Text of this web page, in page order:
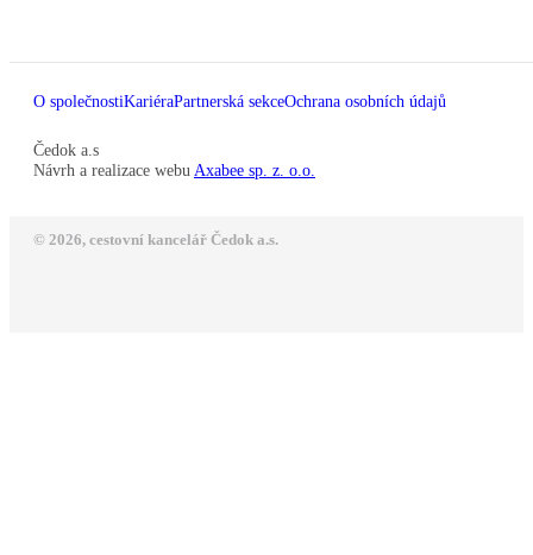
O společnostiKariéraPartnerská sekceOchrana osobních údajů
Čedok a.s
Návrh a realizace webu Axabee sp. z. o.o.
© 2026, cestovní kancelář Čedok a.s.